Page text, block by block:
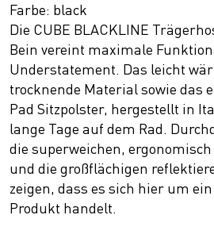
Farbe: black
Die CUBE BLACKLINE
Bein vereint maximale
Understatement. Das leicht
trocknende Material sowie das
Pad Sitzpolster, hergestellt in
lange Tage auf dem Rad.
die superweichen,
und die großflächigen
zeigen, dass es sich hier um
Produkt handelt.